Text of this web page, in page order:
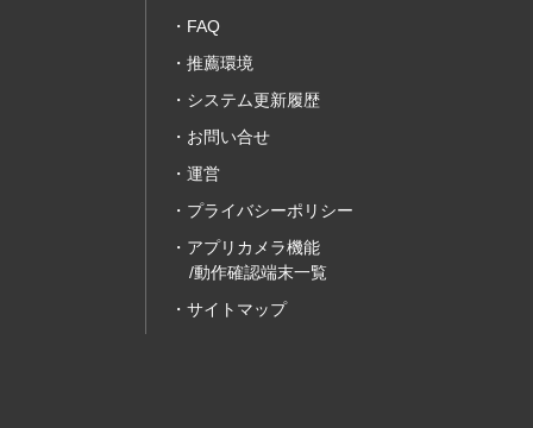
FAQ
推薦環境
システム更新履歴
お問い合せ
運営
プライバシーポリシー
アプリカメラ機能
/動作確認端末一覧
サイトマップ